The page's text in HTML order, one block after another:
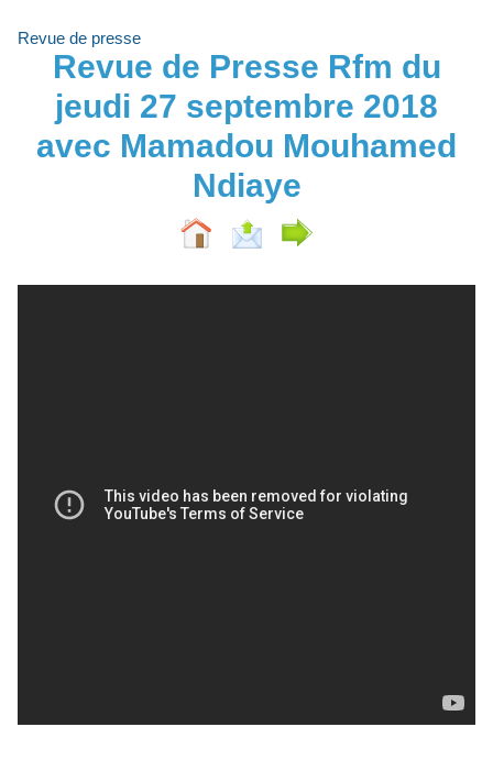
Revue de presse
Revue de Presse Rfm du
jeudi 27 septembre 2018
avec Mamadou Mouhamed
Ndiaye